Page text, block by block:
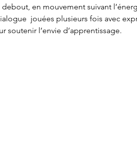
debout, en mouvement suivant
jouées plusieurs fois avec
soutenir l’envie d’apprentissage.